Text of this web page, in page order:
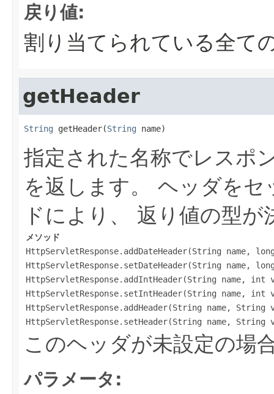
戻り値:
割り当てられている全て
getHeader
String getHeader(String name)
指定された名称でレスポ
を返します。 ヘッダを
ドにより、 返り値の型が
メソッド
HttpServletResponse.addDateHeader(String name,
HttpServletResponse.setDateHeader(String name,
HttpServletResponse.addIntHeader(String name, int
HttpServletResponse.setIntHeader(String name, int
HttpServletResponse.addHeader(String name, String
HttpServletResponse.setHeader(String name, String
このヘッダが未設定の場
パラメータ: